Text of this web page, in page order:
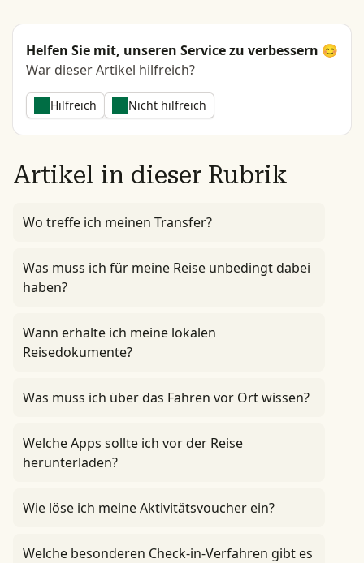
Helfen Sie mit, unseren Service zu verbessern 😊
War dieser Artikel hilfreich?
Hilfreich Nicht hilfreich
Artikel in dieser Rubrik
Wo treffe ich meinen Transfer?
Was muss ich für meine Reise unbedingt dabei
haben?
Wann erhalte ich meine lokalen
Reisedokumente?
Was muss ich über das Fahren vor Ort wissen?
Welche Apps sollte ich vor der Reise
herunterladen?
Wie löse ich meine Aktivitätsvoucher ein?
Welche besonderen Check-in-Verfahren gibt es